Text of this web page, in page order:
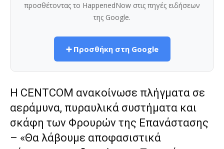
προσθέτοντας το HappenedNow στις πηγές ειδήσεων
της Google.
➕ Προσθήκη στη Google
Η CENTCOM ανακοίνωσε πλήγματα σε
αεράμυνα, πυραυλικά συστήματα και
σκάφη των Φρουρών της Επανάστασης
– «Θα λάβουμε αποφασιστικά